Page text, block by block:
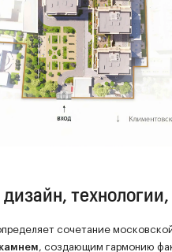
сочетание
, создающим гармонию